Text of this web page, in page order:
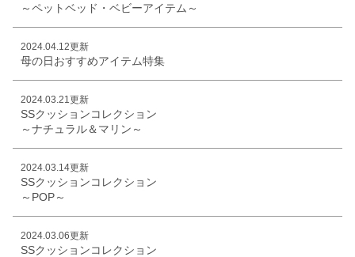
～ペットベッド・ベビーアイテム～
2024.04.12更新
母の日おすすめアイテム特集
2024.03.21更新
SSクッションコレクション
～ナチュラル＆マリン～
2024.03.14更新
SSクッションコレクション
～POP～
2024.03.06更新
SSクッションコレクション